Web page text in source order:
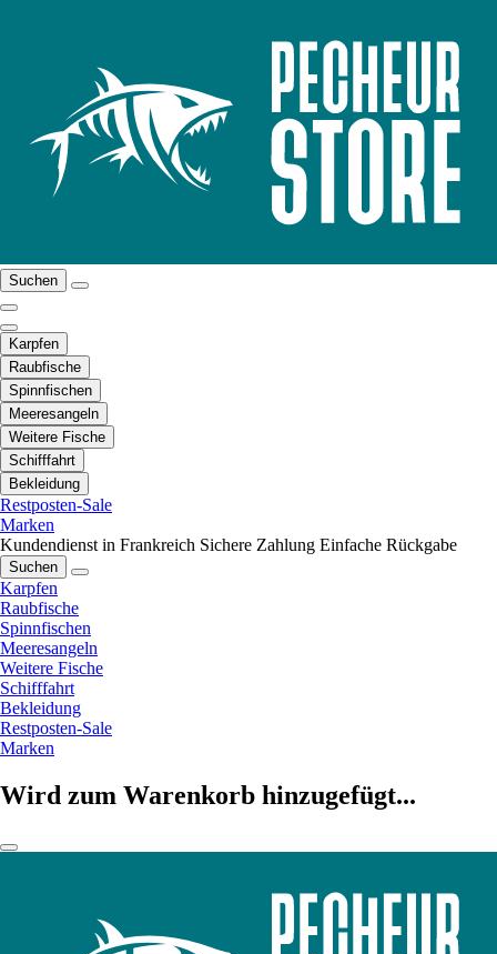
Suchen
Karpfen
Raubfische
Spinnfischen
Meeresangeln
Weitere Fische
Schifffahrt
Bekleidung
Restposten-Sale
Marken
Kundendienst in Frankreich Sichere Zahlung Einfache Rückgabe
Suchen
Karpfen
Raubfische
Spinnfischen
Meeresangeln
Weitere Fische
Schifffahrt
Bekleidung
Restposten-Sale
Marken
Wird zum Warenkorb hinzugefügt...